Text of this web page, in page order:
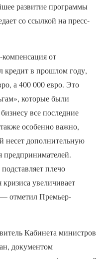
развитие программы
со ссылкой на пресс-
от
кредит в прошлом году,
а 400 000 евро. Это
которые были
все последние
особенно важно,
несет дополнительную
предпринимателей.
плечо
увеличивает
отметил Премьер-
Кабинета министров
документом